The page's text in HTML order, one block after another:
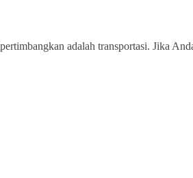
adalah transportasi. Jika